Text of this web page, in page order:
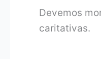
Devemos
caritativas.